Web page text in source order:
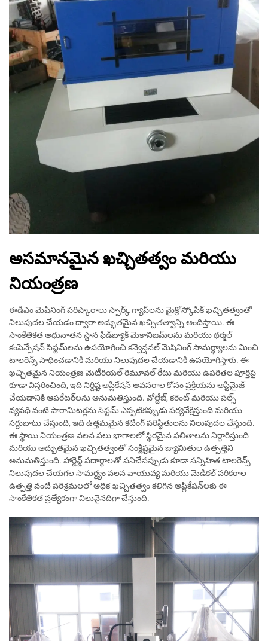
అసమానమైన ఖచ్చితత్వం మరియు
నియంత్రణ
ఈడీఎం మెషినింగ్ పరిష్కారాలు స్పార్క్ గ్యాప్‌లను మైక్రోస్కోపిక్ ఖచ్చితత్వంతో
నిలుపుదల చేయడం ద్వారా అద్భుతమైన ఖచ్చితత్వాన్ని అందిస్తాయి. ఈ
సాంకేతికత అధునాతన స్థాన ఫీడ్‌బ్యాక్ మెకానిజమ్‌లను మరియు థర్మల్
కంపెన్సేషన్ సిస్టమ్‌లను ఉపయోగించి కన్వెన్షనల్ మెషినింగ్ సామర్థ్యాలను మించి
టాలరెన్స్ సాధించడానికి మరియు నిలుపుదల చేయడానికి ఉపయోగిస్తారు. ఈ
ఖచ్చితమైన నియంత్రణ మెటీరియల్ రిమూవల్ రేటు మరియు ఉపరితల పూర్తిపై
కూడా విస్తరించింది, ఇది నిర్దిష్ట అప్లికేషన్ అవసరాల కోసం ప్రక్రియను ఆప్టిమైజ్
చేయడానికి ఆపరేటర్‌లను అనుమతిస్తుంది. వోల్టేజ్, కరెంట్ మరియు పల్స్
వ్యవధి వంటి పారామిటర్లను సిస్టమ్ ఎప్పటికప్పుడు పర్యవేక్షిస్తుంది మరియు
సర్దుబాటు చేస్తుంది, ఇది ఉత్తమమైన కటింగ్ పరిస్థితులను నిలుపుదల చేస్తుంది.
ఈ స్థాయి నియంత్రణ వలన పలు భాగాలలో స్థిరమైన ఫలితాలను నిర్ధారిస్తుంది
మరియు అద్భుతమైన ఖచ్చితత్వంతో సంక్లిష్టమైన జ్యామితుల ఉత్పత్తిని
అనుమతిస్తుంది. హార్డెన్డ్ పదార్థాలతో పనిచేసప్పుడు కూడా సన్నిహిత టాలరెన్స్
నిలుపుదల చేయగల సామర్థ్యం వలన వాయువ్య మరియు మెడికల్ పరికరాల
ఉత్పత్తి వంటి పరిశ్రమలలో అధిక-ఖచ్చితత్వం కలిగిన అప్లికేషన్‌లకు ఈ
సాంకేతికత ప్రత్యేకంగా విలువైనదిగా చేస్తుంది.